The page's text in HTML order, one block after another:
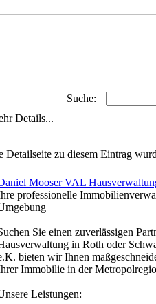
Suche:
Details...
Detailseite zu diesem Eintrag
Mooser VAL
professionelle
Sie einen zuverlässigen
in Roth oder
bieten wir Ihnen
Immobilie in der
Leistungen: